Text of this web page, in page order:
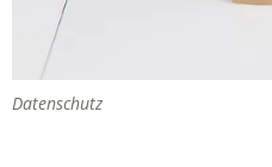
Datenschutz